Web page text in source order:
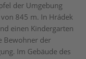
der Umgebung
845 m. In Hrádek
einen Kindergarten
Bewohner der
Im Gebäude des